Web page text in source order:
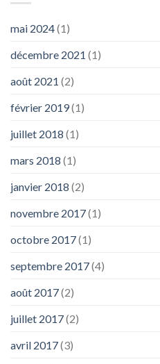
mai 2024(1)
décembre 2021 (1)
août 2021 (2)
février 2019(1)
juillet 2018 (1)
mars 2018 (1)
janvier 2018 (2)
novembre 2017(1)
octobre 2017(1)
septembre 2017(4)
août 2017(2)
juillet 2017(2)
avril 2017(3)